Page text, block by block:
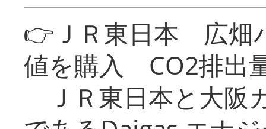
👉ＪＲ東日本 広畑
値を購入 CO2排出
ＪＲ東日本と大阪